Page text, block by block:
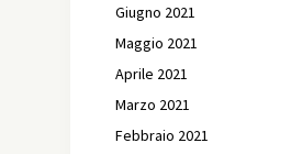
Giugno 2021
Maggio 2021
Aprile 2021
Marzo 2021
Febbraio 2021